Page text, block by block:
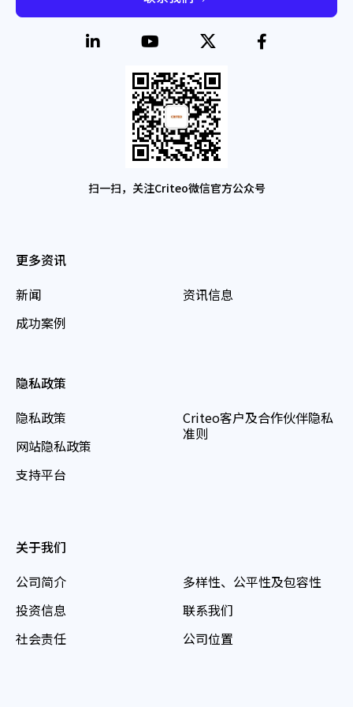
扫一扫，关注Criteo微信官方公众号
更多资讯
新闻
成功案例
资讯信息
隐私政策
隐私政策
网站隐私政策
支持平台
Criteo客户及合作伙伴隐私
准则
关于我们
公司简介
投资信息
社会责任
多样性、公平性及包容性
联系我们
公司位置